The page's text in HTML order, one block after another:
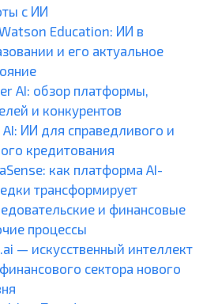
с ИИ
Education: ИИ в
и его актуальное
AI: обзор платформы,
и конкурентов
ИИ для справедливого и
кредитования
как платформа AI-
трансформирует
и финансовые
процессы
— искусственный интеллект
сектора нового